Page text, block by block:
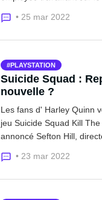
• 25 mar 2022
PLAYSTATION
Suicide Squad :
nouvelle ?
Les fans d' Harley Quinn
jeu Suicide Squad Kill
annoncé Sefton Hill, directeur du studio Rocksteady sur Twitter. Mais si le
supportable.
• 23 mar 2022